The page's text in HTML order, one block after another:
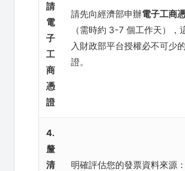
請
電
子
工
商
憑
證
請先向經濟部申辦電子工商
（需時約 3-7 個工作天），
入財政部平台授權必不可少
證。
4.
釐
清
明確評估您的發票資料來源